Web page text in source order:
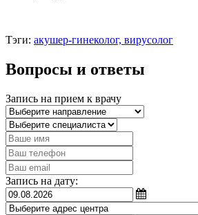
Тэги: акушер-гинеколог, вирусолог
Вопросы и ответы
Запись на прием к врачу
Запись на дату: